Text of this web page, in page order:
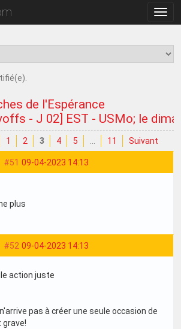
la
de l'Espérance
- J 02] EST - USMo; le
1 2 3 4 5 11 Suivant
#51 09-04-2023 14:13
plus
#52 09-04-2023 14:13
action juste
pas à créer une seule occasion de
grave!